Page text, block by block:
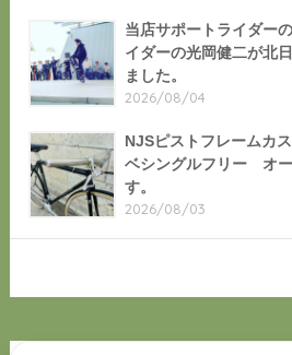
当店サポートライダー
イダーの光岡健二が北
ました。
2026/08/04
NJSピストフレームカ
ベシングルフリー オ
す。
2026/08/03